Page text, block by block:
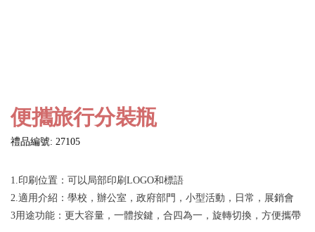
便攜旅行分裝瓶
禮品編號: 27105
1.印刷位置：可以局部印刷LOGO和標語
2.適用介紹：學校，辦公室，政府部門，小型活動，日常，展銷會
3用途功能：更大容量，一體按鍵，合四為一，旋轉切換，方便攜帶